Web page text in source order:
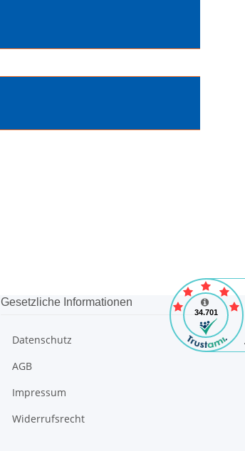
Gesetzliche Informationen
Datenschutz
AGB
Impressum
Widerrufsrecht